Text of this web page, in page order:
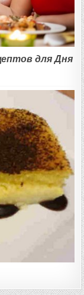
для Дня